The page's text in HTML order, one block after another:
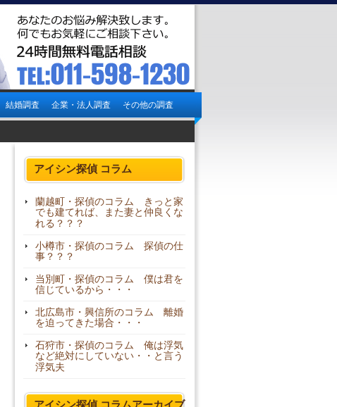
結婚調査 企業・法人調査 その他の調査
アイシン探偵 コラム
蘭越町・探偵のコラム きっと家
でも建てれば、また妻と仲良くな
れる？？？
小樽市・探偵のコラム 探偵の仕
事？？？
当別町・探偵のコラム 僕は君を
信じているから・・・
北広島市・興信所のコラム 離婚
を迫ってきた場合・・・
石狩市・探偵のコラム 俺は浮気
など絶対にしていない・・と言う
浮気夫
アイシン探偵 コラムアーカイブ